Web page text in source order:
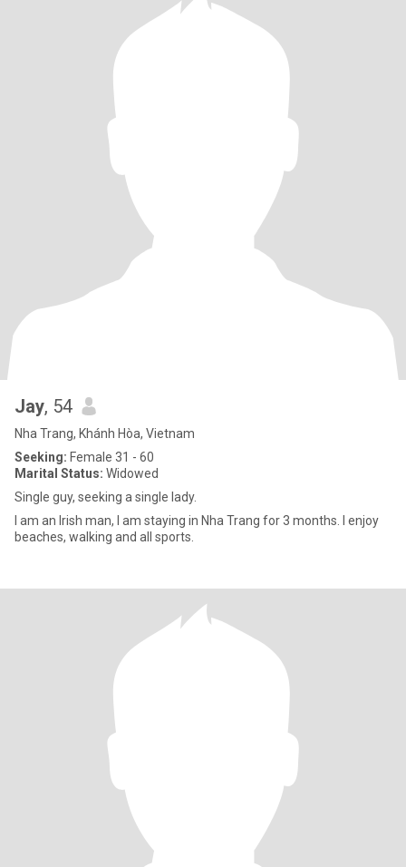
Jay, 54
Nha Trang, Khánh Hòa, Vietnam
Seeking: Female 31 - 60
Marital Status: Widowed
Single guy, seeking a single lady.
I am an Irish man, I am staying in Nha Trang for 3 months. I enjoy
beaches, walking and all sports.